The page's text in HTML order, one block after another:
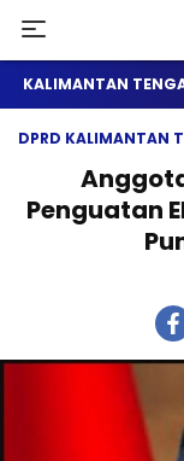
KALIMANTAN
DPRD KALIMANTAN
Penguatan